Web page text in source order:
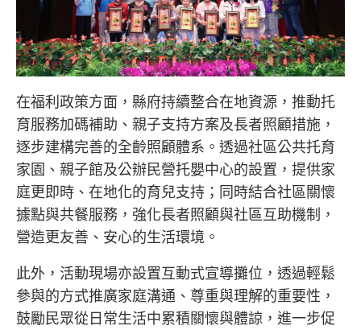
在福利政策方面，縣府持續整合在地資源，推動托
育服務加碼補助、親子支持方案及長者照顧措施，
逐步建構完善的全齡照顧體系。透過社區公共托育
家園、親子館及公辦民營托嬰中心的設置，提供家
庭更即時、在地化的育兒支持；同時結合社區關懷
據點與共餐服務，強化長者照顧與社區互助機制，
營造更友善、安心的生活環境。
此外，活動現場亦設置互動式宣導攤位，透過輕鬆
參與的方式推廣家庭溝通、尊重與理解的重要性，
鼓勵民眾從日常生活中累積關懷與體諒，進一步促